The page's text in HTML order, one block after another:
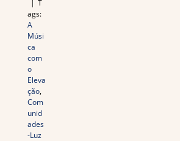
| T
ags:
A
Músi
ca
com
o
Eleva
ção,
Com
unid
ades
-Luz